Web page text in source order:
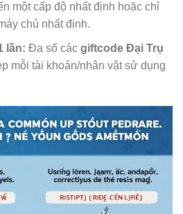
một cấp độ nhất định hoặc chỉ
chủ nhất định.
lần: Đa số các giftcode Đại Trụ
mỗi tài khoản/nhân vật sử dụng